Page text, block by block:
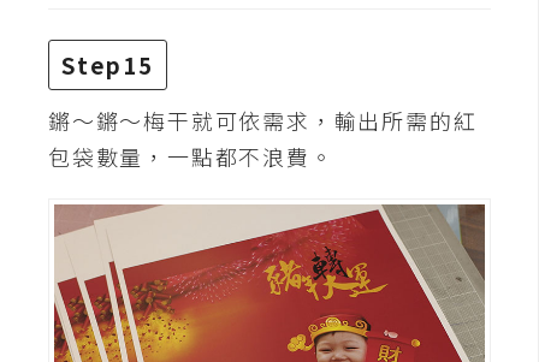
Step15
鏘～鏘～梅干就可依需求，輸出所需的紅
包袋數量，一點都不浪費。